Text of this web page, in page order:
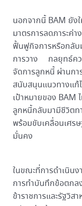
นอกจากนี้ BAM ยัง
มาตรการลดภาระค่า
ฟื้นฟูกิจการหรือกลับ
การวาง กลยุทธ์คว
จัดการลูกหนี้ ผ่านกา
สนับสนุนแนวทางแก้
เป้าหมายของ BAM
ลูกหนี้กลับมามีชีวิตท
พร้อมขับเคลื่อนเศร
มั่นคง
ในขณะที่การดำเนิน
การทำบันทึกข้อตกล
ข้าราชการและรัฐวิ